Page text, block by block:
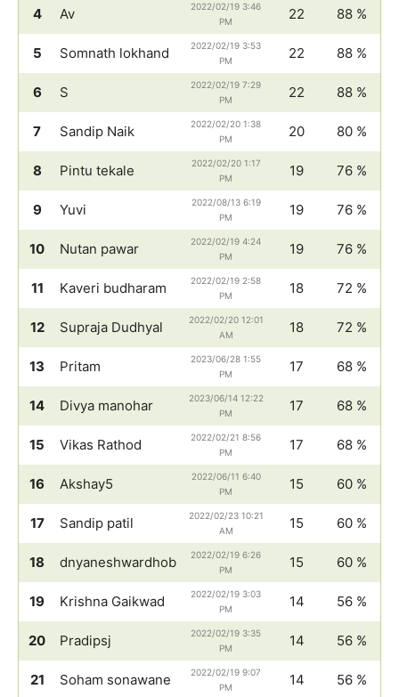
4 Av
2022/02/19 3:46
PM
22 88 %
5 Somnath lokhand
2022/02/19 3:53
PM
22 88 %
6 S
2022/02/19 7:29
PM
22 88 %
7 Sandip Naik
2022/02/20 1:38
PM
20 80 %
8 Pintu tekale
2022/02/20 1:17
PM
19 76 %
9 Yuvi
2022/08/13 6:19
PM
19 76 %
10 Nutan pawar
2022/02/19 4:24
PM
19 76 %
11 Kaveri budharam
2022/02/19 2:58
PM
18 72 %
12 Supraja Dudhyal
2022/02/20 12:01
AM
18 72 %
13 Pritam
2023/06/28 1:55
PM
17 68 %
14 Divya manohar
2023/06/14 12:22
PM
17 68 %
15 Vikas Rathod
2022/02/21 8:56
PM
17 68 %
16 Akshay5
2022/06/11 6:40
PM
15 60 %
17 Sandip patil
2022/02/23 10:21
AM
15 60 %
18 dnyaneshwardhob
2022/02/19 6:26
PM
15 60 %
19 Krishna Gaikwad
2022/02/19 3:03
PM
14 56 %
20 Pradipsj
2022/02/19 3:35
PM
14 56 %
21 Soham sonawane
2022/02/19 9:07
PM
14 56 %